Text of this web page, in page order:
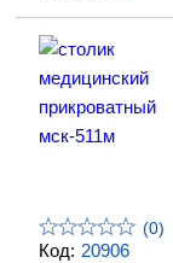
Код: 20906
(0)